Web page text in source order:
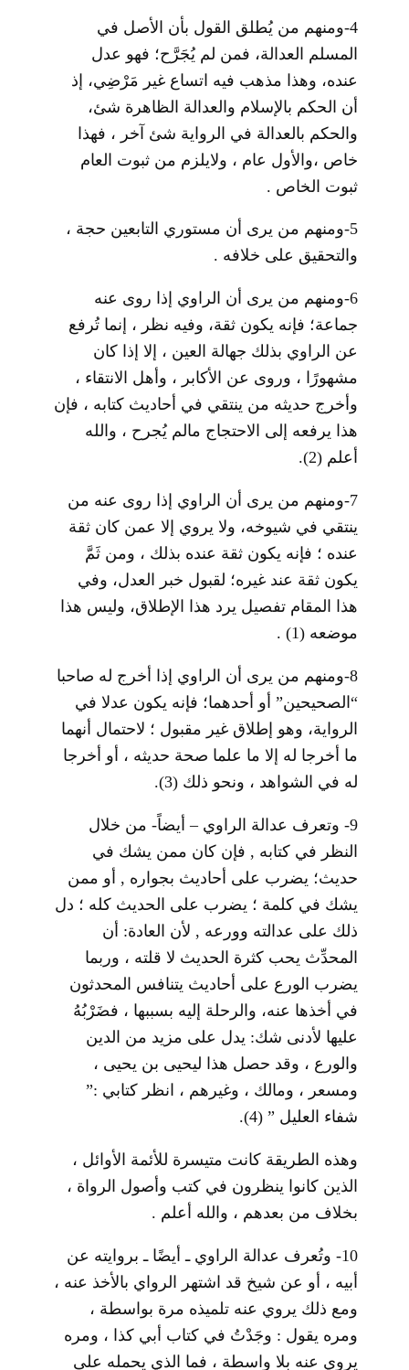
4-ومنهم من يُطلق القول بأن الأصل في
المسلم العدالة، فمن لم يُجَرَّح؛ فهو عدل
عنده، وهذا مذهب فيه اتساع غير مَرْضِي، إذ
أن الحكم بالإسلام والعدالة الظاهرة شئ،
والحكم بالعدالة في الرواية شئ آخر ، فهذا
خاص ،والأول عام ، ولايلزم من ثبوت العام
ثبوت الخاص .
5-ومنهم من يرى أن مستوري التابعين حجة ،
والتحقيق على خلافه .
6-ومنهم من يرى أن الراوي إذا روى عنه
جماعة؛ فإنه يكون ثقة، وفيه نظر ، إنما تُرفع
عن الراوي بذلك جهالة العين ، إلا إذا كان
مشهورًا ، وروى عن الأكابر ، وأهل الانتقاء ،
وأخرج حديثه من ينتقي في أحاديث كتابه ، فإن
هذا يرفعه إلى الاحتجاج مالم يُجرح ، والله
أعلم(2)
.
7-ومنهم من يرى أن الراوي إذا روى عنه من
ينتقي في شيوخه، ولا يروي إلا عمن كان ثقة
عنده ؛ فإنه يكون ثقة عنده بذلك ، ومن ثَمَّ
يكون ثقة عند غيره؛ لقبول خبر العدل، وفي
هذا المقام تفصيل يرد هذا الإطلاق، وليس هذا
موضعه(1)
.
8-ومنهم من يرى أن الراوي إذا أخرج له صاحبا
“الصحيحين” أو أحدهما؛ فإنه يكون عدلا في
الرواية، وهو إطلاق غير مقبول ؛ لاحتمال أنهما
ما أخرجا له إلا ما علما صحة حديثه ، أو أخرجا
له في الشواهد ، ونحو ذلك(3)
.
9- وتعرف عدالة الراوي – أيضاً- من خلال
النظر في كتابه , فإن كان ممن يشك في
حديث؛ يضرب على أحاديث بجواره , أو ممن
يشك في كلمة ؛ يضرب على الحديث كله ؛ دل
ذلك على عدالته وورعه , لأن العادة: أن
المحدِّث يحب كثرة الحديث لا قلته ، وربما
يضرب الورع على أحاديث يتنافس المحدثون
في أخذها عنه، والرحلة إليه بسببها ، فضَرْبُهُ
عليها لأدنى شك: يدل على مزيد من الدين
والورع ، وقد حصل هذا ليحيى بن يحيى ،
ومسعر ، ومالك ، وغيرهم ، انظر كتابي :”
شفاء العليل ”(4)
.
وهذه الطريقة كانت متيسرة للأئمة الأوائل ،
الذين كانوا ينظرون في كتب وأصول الرواة ،
بخلاف من بعدهم ، والله أعلم .
10- وتُعرف عدالة الراوي ـ أيضًا ـ بروايته عن
أبيه ، أو عن شيخ قد اشتهر الرواي بالأخذ عنه ،
ومع ذلك يروي عنه تلميذه مرة بواسطة ،
ومره يقول : وجَدْتُ في كتاب أبي كذا ، ومره
يروي عنه بلا واسطة ، فما الذي يحمله على